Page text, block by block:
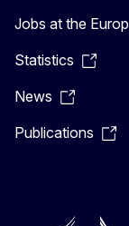
Jobs at the
Statistics
News
Publications